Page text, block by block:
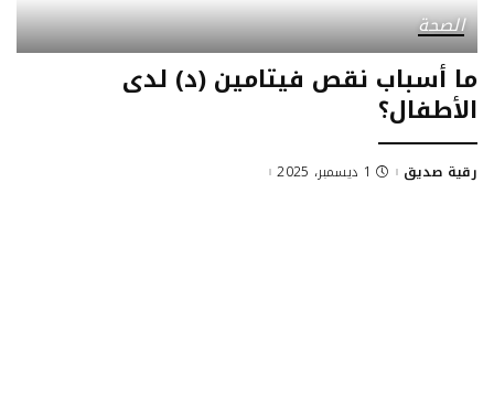
الصحة
ما أسباب نقص فيتامين (د) لدى
الأطفال؟
Posted
رقية صديق 1 ديسمبر، 2025